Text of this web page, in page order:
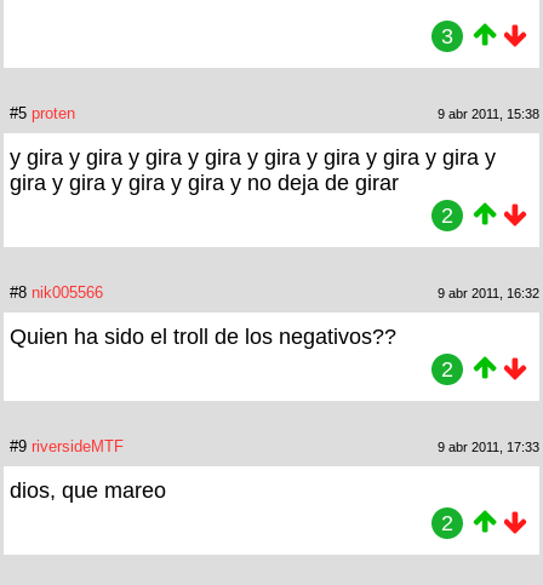
3
#5 proten 9 abr 2011, 15:38
y gira y gira y gira y gira y gira y gira y gira y gira y
gira y gira y gira y gira y no deja de girar
2
#8 nik005566 9 abr 2011, 16:32
Quien ha sido el troll de los negativos??
2
#9 riversideMTF 9 abr 2011, 17:33
dios, que mareo
2